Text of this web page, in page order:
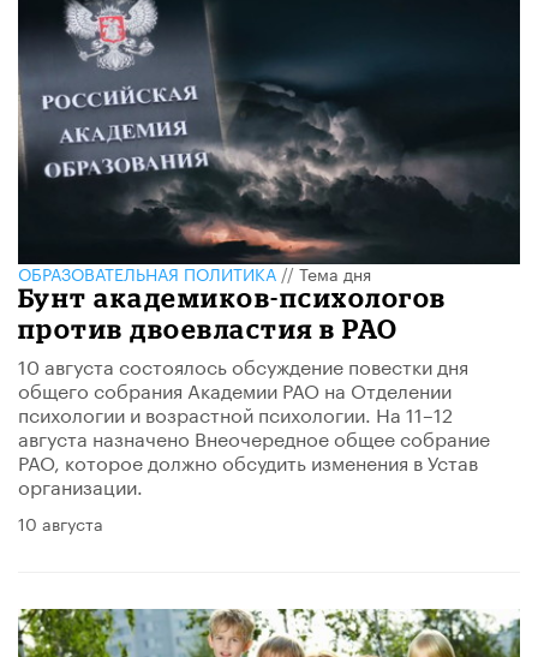
ОБРАЗОВАТЕЛЬНАЯ ПОЛИТИКА//Тема дня
Бунт академиков-психологов
против двоевластия в РАО
10 августа состоялось обсуждение повестки дня
общего собрания Академии РАО на Отделении
психологии и возрастной психологии. На 11–12
августа назначено Внеочередное общее собрание
РАО, которое должно обсудить изменения в Устав
организации.
10 августа